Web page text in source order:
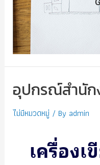
อุปกรณ์สำนัก
ไม่มีหมวดหมู่ / By admin
เครื่อง